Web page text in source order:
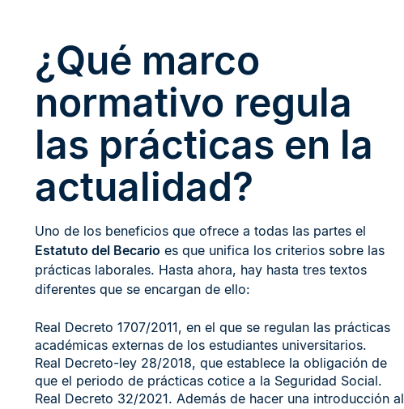
¿Qué marco
normativo regula
las prácticas en la
actualidad?
Uno de los beneficios que ofrece a todas las partes el
Estatuto del Becario es que unifica los criterios sobre las
prácticas laborales. Hasta ahora, hay hasta tres textos
diferentes que se encargan de ello:
Real Decreto 1707/2011, en el que se regulan las prácticas
académicas externas de los estudiantes universitarios.
Real Decreto-ley 28/2018, que establece la obligación de
que el periodo de prácticas cotice a la Seguridad Social.
Real Decreto 32/2021. Además de hacer una introducción al